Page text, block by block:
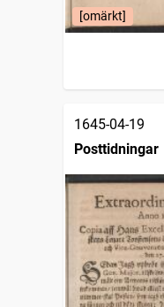
[omärkt]
1645-04-19
Posttidningar